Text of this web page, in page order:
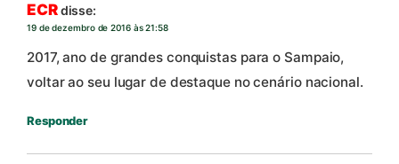
ECRdisse:
19 de dezembro de 2016 às 21:58
2017, ano de grandes conquistas para o Sampaio,
voltar ao seu lugar de destaque no cenário nacional.
Responder